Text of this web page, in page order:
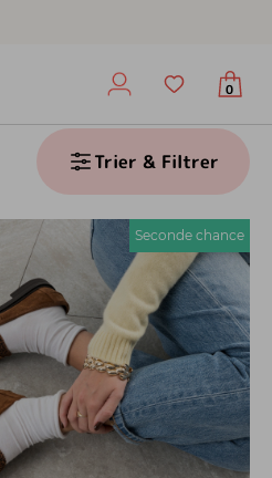
0
Trier & Filtrer
Seconde chance